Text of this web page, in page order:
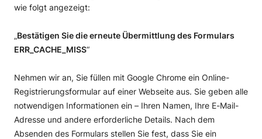
wie folgt angezeigt:
„Bestätigen Sie die erneute Übermittlung des Formulars
ERR_CACHE_MISS“
Nehmen wir an, Sie füllen mit Google Chrome ein Online-
Registrierungsformular auf einer Webseite aus. Sie geben alle
notwendigen Informationen ein – Ihren Namen, Ihre E-Mail-
Adresse und andere erforderliche Details. Nach dem
Absenden des Formulars stellen Sie fest, dass Sie ein